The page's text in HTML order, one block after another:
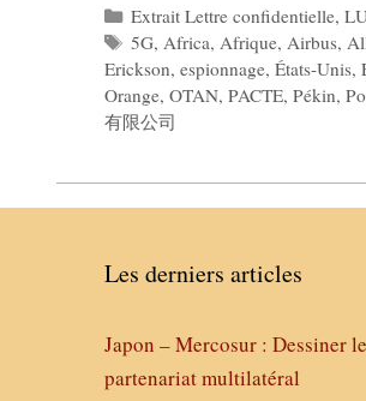
Catégories
Extrait Lettre confidentielle,
Étiquettes
5G, Africa, Afrique, Airbus,
Erickson, espionnage, États-Unis,
Orange, OTAN, PACTE, Pékin,
有限公司
Les derniers articles
Japon – Mercosur : Dessiner
partenariat multilatéral